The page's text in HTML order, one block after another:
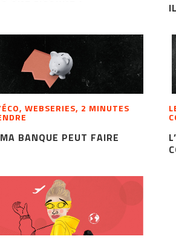
WEBSERIES, 2 MINUTES
BANQUE PEUT FAIRE